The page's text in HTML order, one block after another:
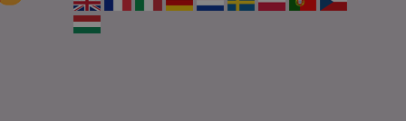
basadas en el